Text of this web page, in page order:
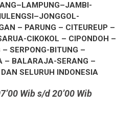
– PARUNG – CITEUREUP –
CIKOKOL – CIPONDOH –
SERPONG-BITUNG –
– BALARAJA-SERANG –
SELURUH INDONESIA
Wib s/d 20’00 Wib